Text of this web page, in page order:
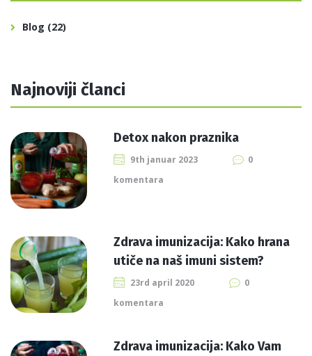
Blog (22)
Najnoviji članci
Detox nakon praznika
9th januar 2023
0
komentara
Zdrava imunizacija: Kako hrana
utiče na naš imuni sistem?
23rd april 2020
0
komentara
Zdrava imunizacija: Kako Vam